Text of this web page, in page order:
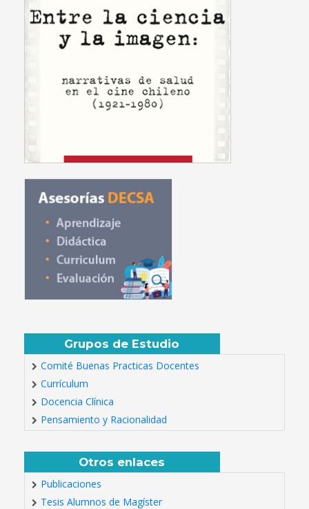
Grupos de Estudio
Comité Buenas Practicas Docentes
Currículum
Docencia Clínica
Pensamiento y Racionalidad
Otros enlaces
Publicaciones
Tesis Alumnos de Magíster